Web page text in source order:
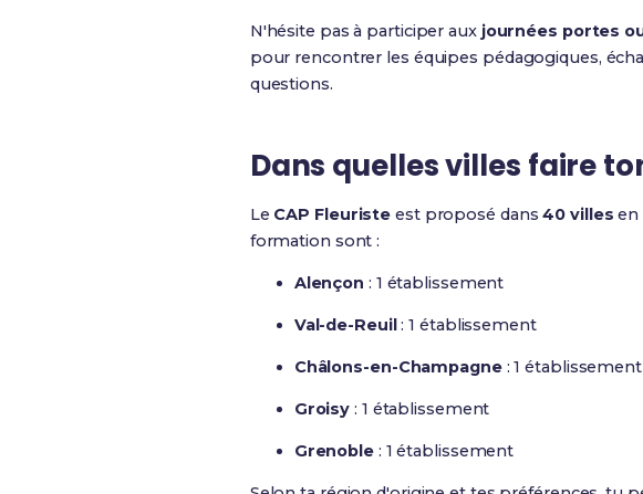
N'hésite pas à participer aux journées portes
pour rencontrer les équipes pédagogiques,
questions.
Dans quelles villes faire
Le CAP Fleuriste est proposé dans40 villes en
formation sont :
Alençon : 1 établissement
Val-de-Reuil: 1 établissement
Châlons-en-Champagne: 1 établissement
Groisy : 1 établissement
Grenoble: 1 établissement